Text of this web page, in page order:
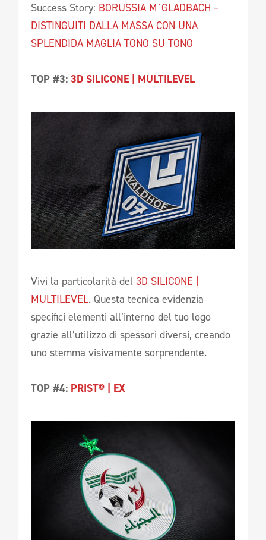
Success Story: BORUSSIA M´GLADBACH –
DISTINGUITI DALLA MASSA CON UNA
SPLENDIDA MAGLIA TONO SU TONO
TOP #3: 3D SILICONE | MULTILEVEL
Vivi la particolarità del 3D SILICONE |
MULTILEVEL. Questa tecnica evidenzia
specifici elementi all’interno del tuo logo
grazie all’utilizzo di spessori diversi, creando
uno stemma visivamente sorprendente.
TOP #4: PRIST® | EX